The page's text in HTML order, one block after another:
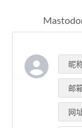
昵
邮
网